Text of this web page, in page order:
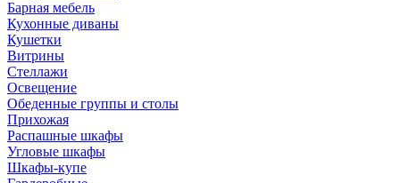
Барная мебель
Кухонные диваны
Кушетки
Витрины
Стеллажи
Освещение
Обеденные группы и столы
Прихожая
Распашные шкафы
Угловые шкафы
Шкафы-купе